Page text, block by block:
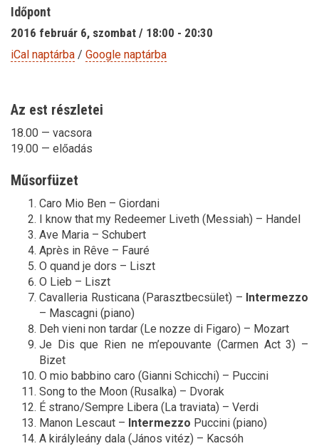
Időpont
2016 február 6, szombat / 18:00 - 20:30
iCal naptárba / Google naptárba
Az est részletei
18.00 — vacsora
19.00 — előadás
Műsorfüzet
Caro Mio Ben – Giordani
I know that my Redeemer Liveth (Messiah) – Handel
Ave Maria – Schubert
Après in Rêve – Fauré
O quand je dors – Liszt
O Lieb – Liszt
Cavalleria Rusticana (Parasztbecsület) – Intermezzo
– Mascagni (piano)
Deh vieni non tardar (Le nozze di Figaro) – Mozart
Je Dis que Rien ne m’epouvante (Carmen Act 3) –
Bizet
O mio babbino caro (Gianni Schicchi) – Puccini
Song to the Moon (Rusalka) – Dvorak
É strano/Sempre Libera (La traviata) – Verdi
Manon Lescaut – Intermezzo Puccini (piano)
A királyleány dala (János vitéz) – Kacsóh